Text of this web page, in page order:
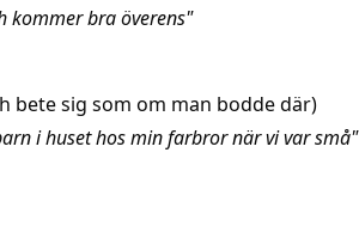
kommer bra överens"
bete sig som om man bodde där)
i huset hos min farbror när vi var små"